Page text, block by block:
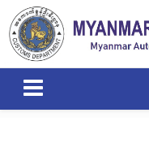
Skip to main content